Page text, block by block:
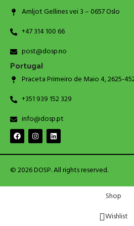
Arnljot Gellines vei 3 – 0657 Oslo
+47 314 100 66
post@dosp.no
Portugal
Praceta Primeiro de Maio 4, 2625-
+351 939 152 329
info@dosp.pt
© 2026 DOSP. All rights reserved.
Shop
Wishlist